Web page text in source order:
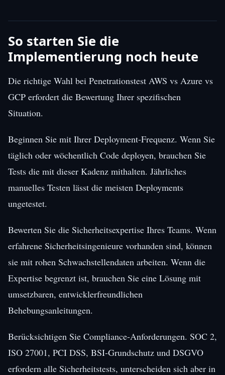
So starten Sie die
Implementierung noch heute
Die richtige Wahl bei Penetrationstest AWS vs Azure vs
GCP erfordert die Bewertung Ihrer spezifischen
Situation.
Beginnen Sie mit Ihrer Deployment-Frequenz. Wenn Sie
täglich oder wöchentlich Code deployen, brauchen Sie
Tests die mit dieser Kadenz mithalten. Jährliches
manuelles Testen lässt die meisten Deployments
ungetestet.
Bewerten Sie die Sicherheitsexpertise Ihres Teams. Wenn
erfahrene Sicherheitsingenieure vorhanden sind, können
sie mit rohen Schwachstellendaten arbeiten. Wenn die
Expertise begrenzt ist, brauchen Sie eine Lösung mit
umsetzbaren, entwicklerfreundlichen
Behebungsanleitungen.
Berücksichtigen Sie Compliance-Anforderungen. SOC 2,
ISO 27001, PCI DSS, BSI-Grundschutz und DSGVO
erfordern alle Sicherheitstests, unterscheiden sich aber in